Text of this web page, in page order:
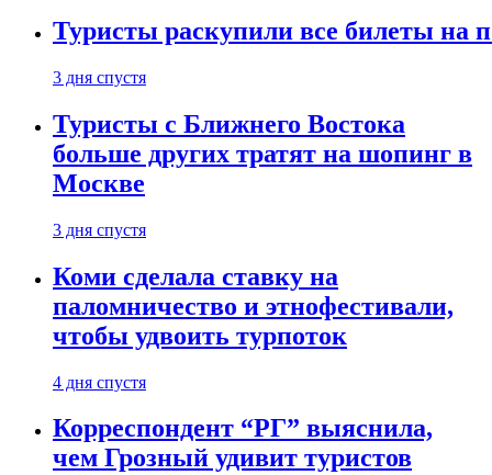
Туристы раскупили все билеты на
3 дня спустя
Туристы с Ближнего Востока
больше других тратят на шопинг в
Москве
3 дня спустя
Коми сделала ставку на
паломничество и этнофестивали,
чтобы удвоить турпоток
4 дня спустя
Корреспондент “РГ” выяснила,
чем Грозный удивит туристов